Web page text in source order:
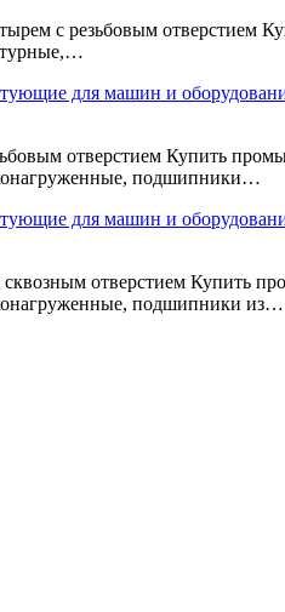
с резьбовым
отверстием Купить
подшипники…
сквозным отверстием
подшипники из…